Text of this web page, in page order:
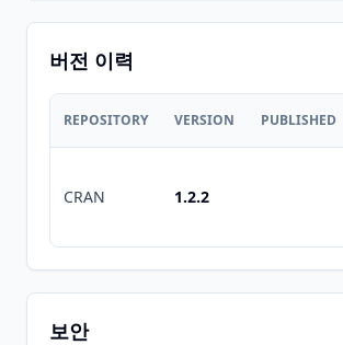
버전 이력
REPOSITORY VERSION PUBLISHED
CRAN 1.2.2
보안